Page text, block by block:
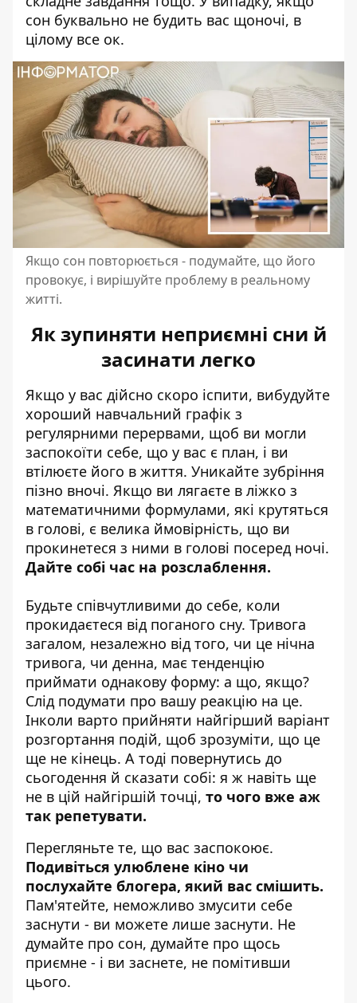
сон буквально не будить вас щоночі, в
цілому все ок.
Якщо сон повторюється - подумайте, що його
провокує, і вирішуйте проблему в реальному
житті.
Як зупиняти неприємні сни й
засинати легко
Якщо у вас дійсно скоро іспити, вибудуйте
хороший навчальний графік з
регулярними перервами, щоб ви могли
заспокоїти себе, що у вас є план, і ви
втілюєте його в життя. Уникайте зубріння
пізно вночі. Якщо ви лягаєте в ліжко з
математичними формулами, які крутяться
в голові, є велика ймовірність, що ви
прокинетеся з ними в голові посеред ночі.
Дайте собі час на розслаблення.
Будьте співчутливими до себе, коли
прокидаєтеся від поганого сну. Тривога
загалом, незалежно від того, чи це нічна
тривога, чи денна, має тенденцію
приймати однакову форму: а що, якщо?
Слід подумати про вашу реакцію на це.
Інколи варто прийняти найгірший варіант
розгортання подій, щоб зрозуміти, що це
ще не кінець. А тоді повернутись до
сьогодення й сказати собі: я ж навіть ще
не в цій найгіршій точці, то чого вже аж
так репетувати.
Перегляньте те, що вас заспокоює.
Подивіться улюблене кіно чи
послухайте блогера, який вас смішить.
Пам'ятейте, неможливо змусити себе
заснути - ви можете лише заснути. Не
думайте про сон, думайте про щось
приємне - і ви заснете, не помітивши
цього.